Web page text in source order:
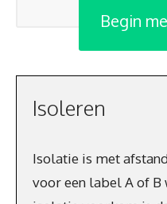
Begin
Isoleren
Isolatie is met
voor een label A of